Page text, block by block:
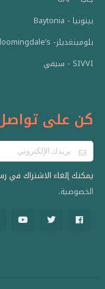
بيتونيا - Baytonia
بلومينغديلز- Bloomingdale’s
SIVVI - سيفي
كن على
يمكنك إلغاء الاشتراك في
الخصوصية.